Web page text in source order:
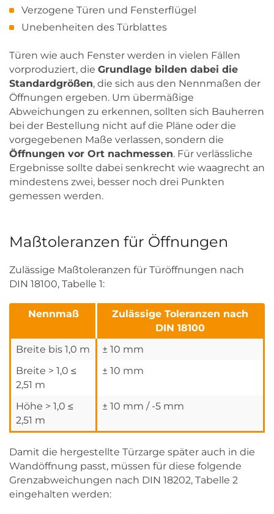
Verzogene Türen und Fensterflügel
Unebenheiten des Türblattes
Türen wie auch Fenster werden in vielen Fällen
vorproduziert, die Grundlage bilden dabei die
Standardgrößen, die sich aus den Nennmaßen der
Öffnungen ergeben. Um übermäßige
Abweichungen zu erkennen, sollten sich Bauherren
bei der Bestellung nicht auf die Pläne oder die
vorgegebenen Maße verlassen, sondern die
Öffnungen vor Ort nachmessen. Für verlässliche
Ergebnisse sollte dabei senkrecht wie waagrecht an
mindestens zwei, besser noch drei Punkten
gemessen werden.
Maßtoleranzen für Öffnungen
Zulässige Maßtoleranzen für Türöffnungen nach
DIN 18100, Tabelle 1:
Nennmaß
Zulässige Toleranzen nach
DIN 18100
Breite bis 1,0 m
± 10 mm
Breite > 1,0 ≤
2,51 m
± 10 mm
Höhe > 1,0 ≤
2,51 m
± 10 mm / -5 mm
Damit die hergestellte Türzarge später auch in die
Wandöffnung passt, müssen für diese folgende
Grenzabweichungen nach DIN 18202, Tabelle 2
eingehalten werden: